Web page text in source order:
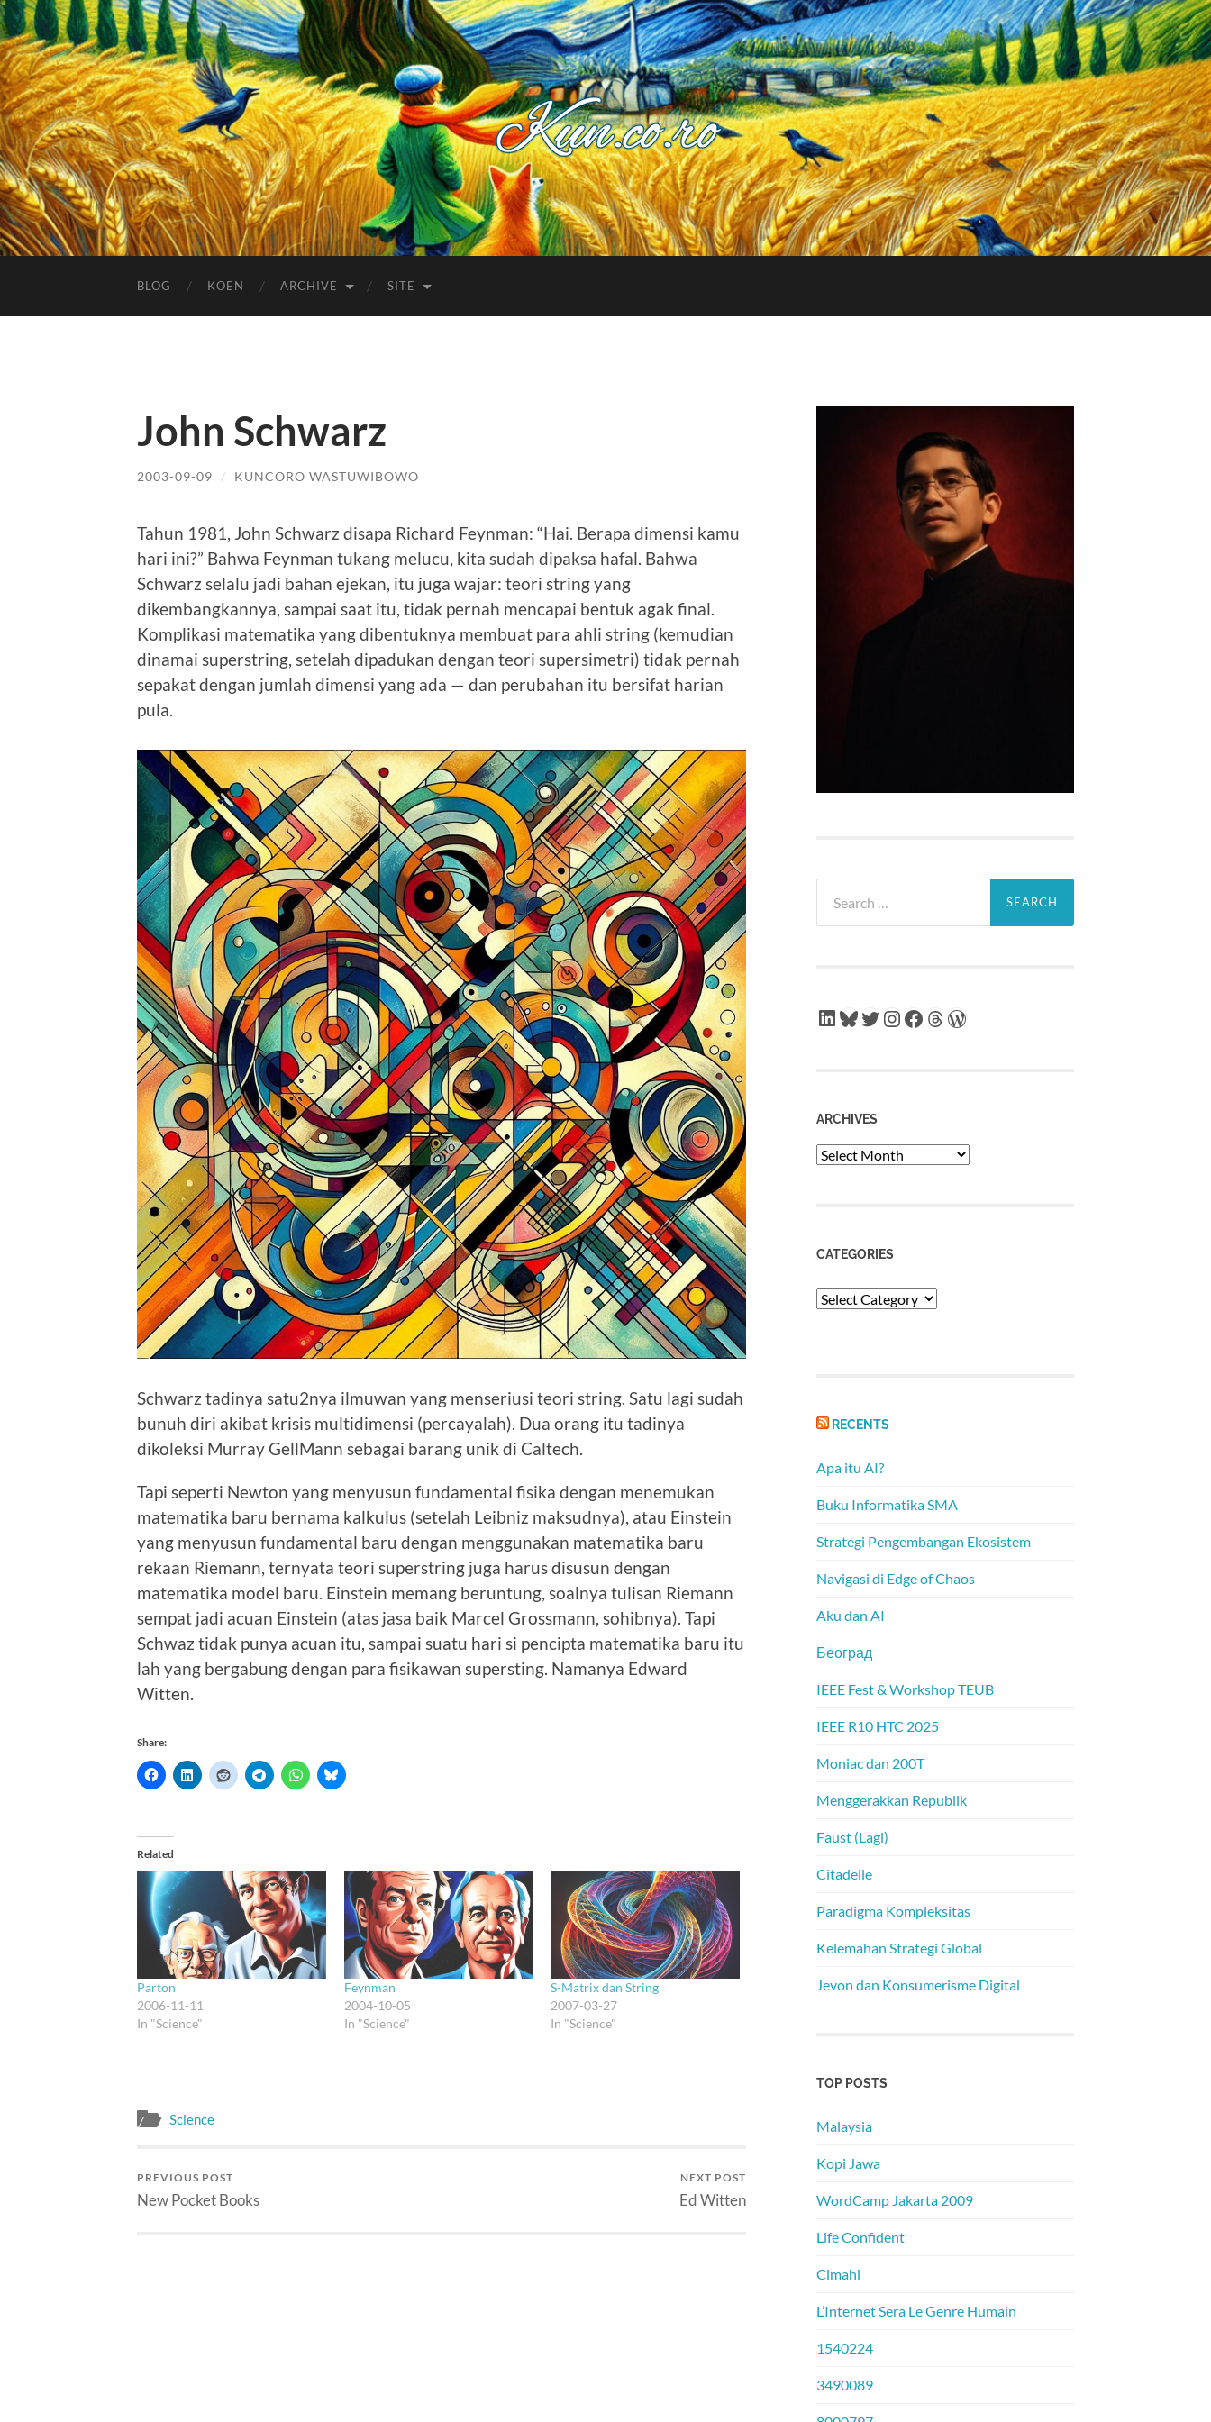
Kuncoro++
BLOG KOEN ARCHIVE SITE
John Schwarz
2003-09-09 / KUNCORO WASTUWIBOWO
Tahun 1981, John Schwarz disapa Richard Feynman: “Hai. Berapa dimensi kamu
hari ini?” Bahwa Feynman tukang melucu, kita sudah dipaksa hafal. Bahwa
Schwarz selalu jadi bahan ejekan, itu juga wajar: teori string yang
dikembangkannya, sampai saat itu, tidak pernah mencapai bentuk agak final.
Komplikasi matematika yang dibentuknya membuat para ahli string (kemudian
dinamai superstring, setelah dipadukan dengan teori supersimetri) tidak pernah
sepakat dengan jumlah dimensi yang ada — dan perubahan itu bersifat harian
pula.
Schwarz tadinya satu2nya ilmuwan yang menseriusi teori string. Satu lagi sudah
bunuh diri akibat krisis multidimensi (percayalah). Dua orang itu tadinya
dikoleksi Murray GellMann sebagai barang unik di Caltech.
Tapi seperti Newton yang menyusun fundamental fisika dengan menemukan
matematika baru bernama kalkulus (setelah Leibniz maksudnya), atau Einstein
yang menyusun fundamental baru dengan menggunakan matematika baru
rekaan Riemann, ternyata teori superstring juga harus disusun dengan
matematika model baru. Einstein memang beruntung, soalnya tulisan Riemann
sempat jadi acuan Einstein (atas jasa baik Marcel Grossmann, sohibnya). Tapi
Schwaz tidak punya acuan itu, sampai suatu hari si pencipta matematika baru itu
lah yang bergabung dengan para fisikawan supersting. Namanya Edward
Witten.
Share:
Related
Parton
2006-11-11
In "Science"
Feynman
2004-10-05
In "Science"
S-Matrix dan String
2007-03-27
In "Science"
Science
PREVIOUS POST
New Pocket Books
NEXT POST
Ed Witten
for:
LinkedIn
Bluesky
Twitter
Instagram
Facebook
Threads
WordPress
ARCHIVES
Archives
CATEGORIES
Categories
RECENTS
Apa itu AI?
Buku Informatika SMA
Strategi Pengembangan Ekosistem
Navigasi di Edge of Chaos
Aku dan AI
Београд
IEEE Fest & Workshop TEUB
IEEE R10 HTC 2025
Moniac dan 200T
Menggerakkan Republik
Faust (Lagi)
Citadelle
Paradigma Kompleksitas
Kelemahan Strategi Global
Jevon dan Konsumerisme Digital
TOP POSTS
Malaysia
Kopi Jawa
WordCamp Jakarta 2009
Life Confident
Cimahi
L’Internet Sera Le Genre Humain
1540224
3490089